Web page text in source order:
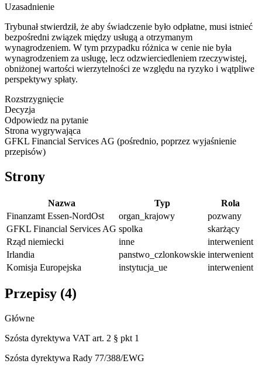
Uzasadnienie
Trybunał stwierdził, że aby świadczenie było odpłatne, musi istnieć
bezpośredni związek między usługą a otrzymanym
wynagrodzeniem. W tym przypadku różnica w cenie nie była
wynagrodzeniem za usługę, lecz odzwierciedleniem rzeczywistej,
obniżonej wartości wierzytelności ze względu na ryzyko i wątpliwe
perspektywy spłaty.
Rozstrzygnięcie
Decyzja
Odpowiedz na pytanie
Strona wygrywająca
GFKL Financial Services AG (pośrednio, poprzez wyjaśnienie
przepisów)
Strony
Nazwa Typ
Rola
Finanzamt Essen-NordOst
organ_krajowy
pozwany
GFKL Financial Services AG spolka
skarżący
Rząd niemiecki
inne
interwenient
Irlandia
panstwo_czlonkowskie interwenient
Komisja Europejska
instytucja_ue interwenient
Przepisy (4)
Główne
Szósta dyrektywa VAT art. 2 § pkt 1
Szósta dyrektywa Rady 77/388/EWG